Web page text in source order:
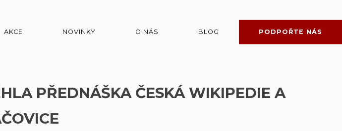
AKCE NOVINKY O NÁS BLOG PODPOŘTE NÁS
PŘEDNÁŠKA ČESKÁ WIKIPEDIE A